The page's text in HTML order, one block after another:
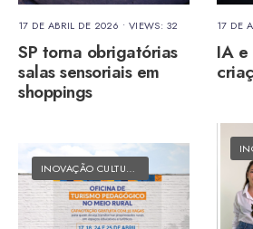
17 DE ABRIL DE 2026 • VIEWS: 32
SP torna obrigatórias
salas sensoriais em
shoppings
17 DE
IA e
INOVAÇÃO CULTURAL MATÉRIAS DO FOLK